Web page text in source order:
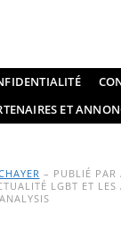
ET
– PUBLIÉ PAR
LGBT ET